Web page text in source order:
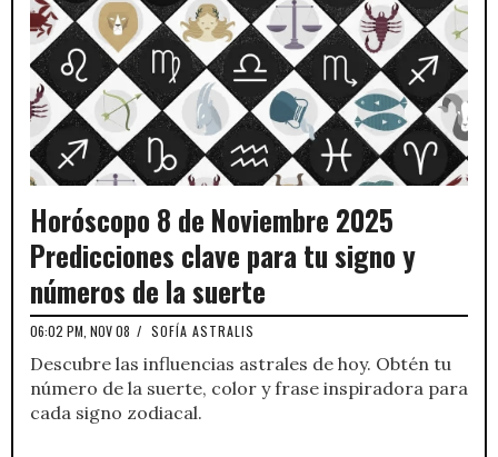
Horóscopo 8 de Noviembre 2025
Predicciones clave para tu signo y
números de la suerte
06:02 PM, NOV 08 / SOFÍA ASTRALIS
Descubre las influencias astrales de hoy. Obtén tu
número de la suerte, color y frase inspiradora para
cada signo zodiacal.